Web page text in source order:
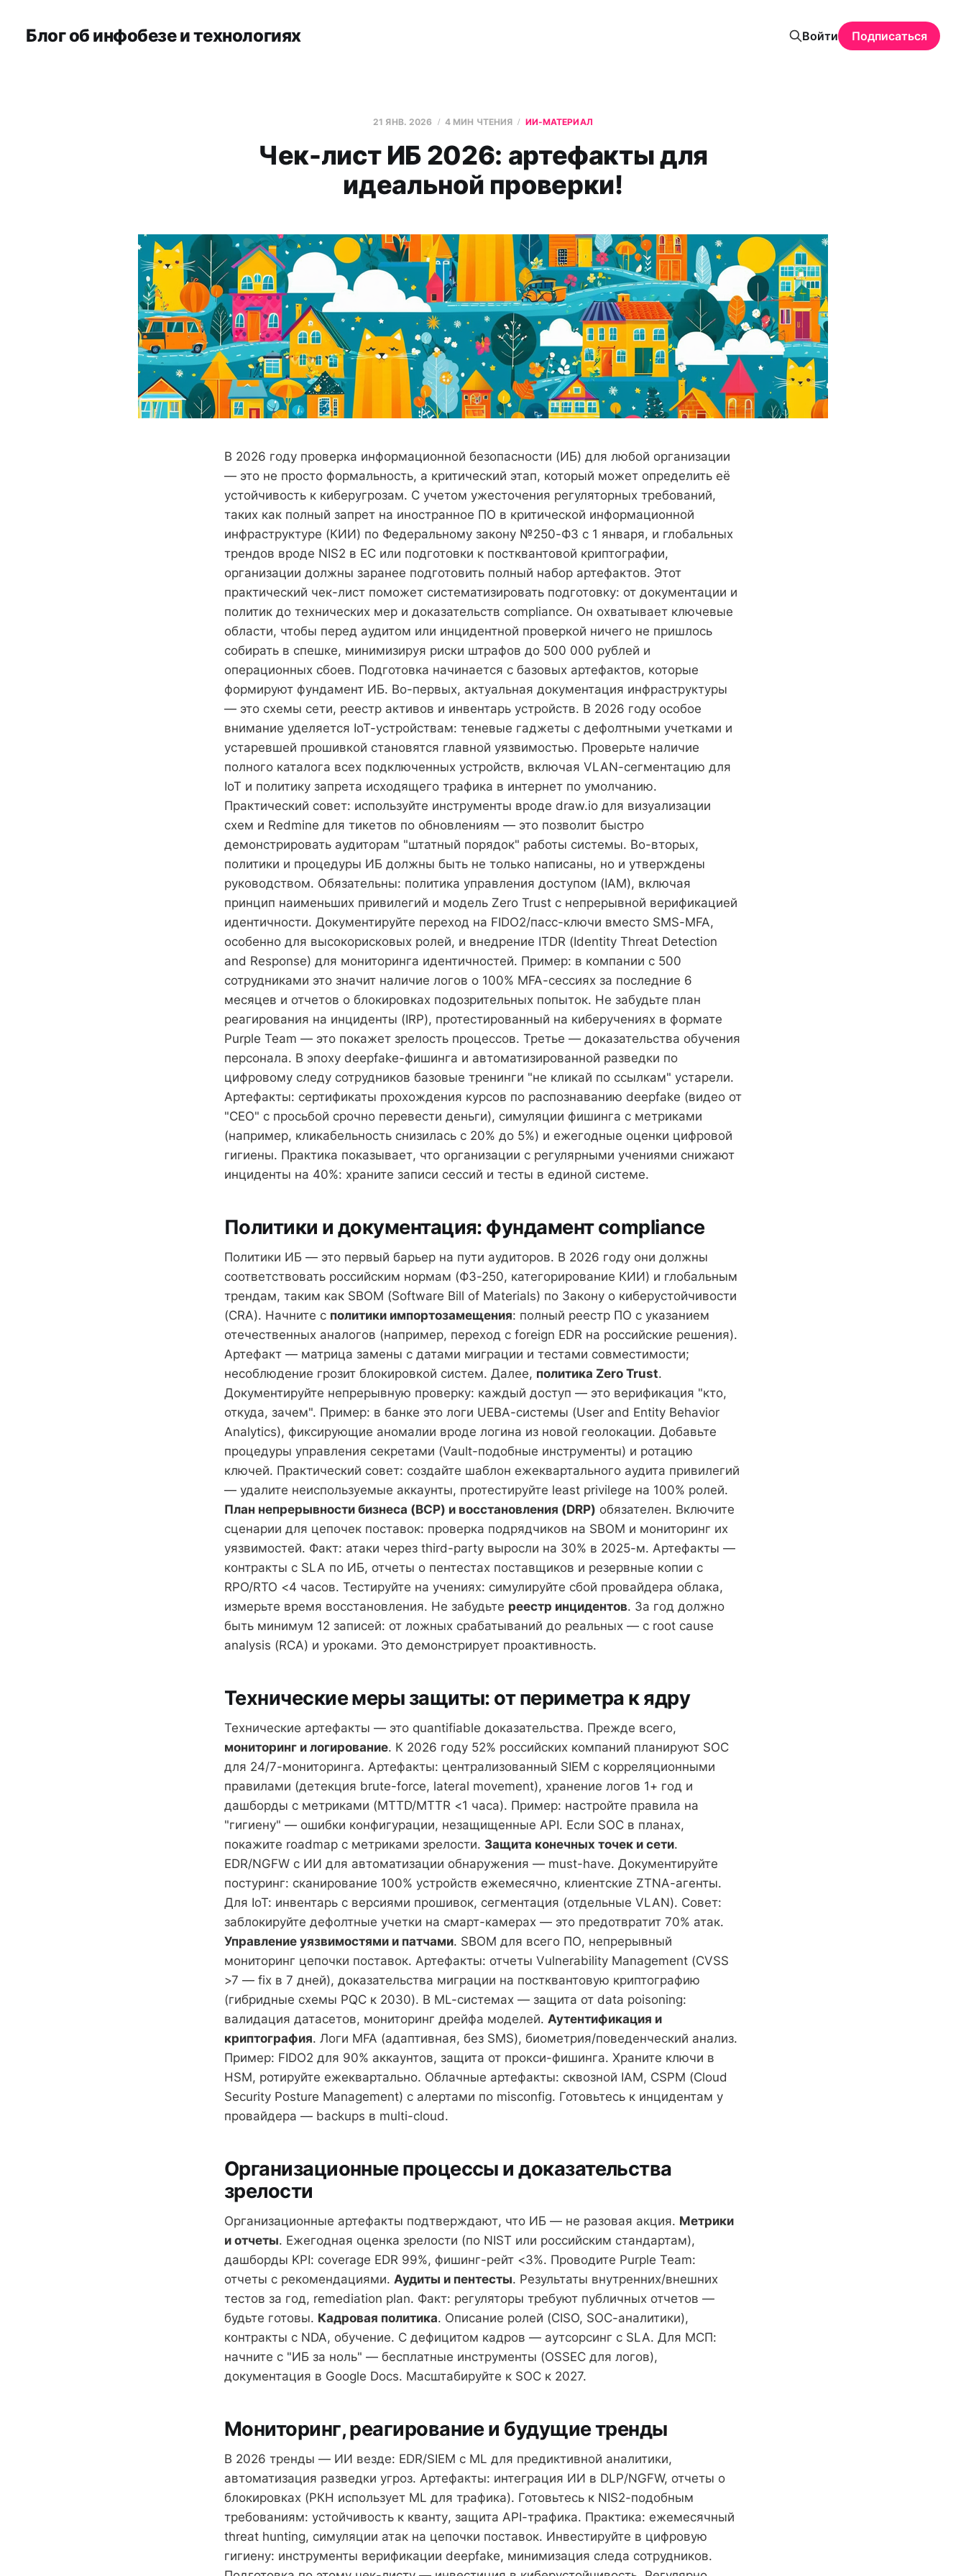
Блог об инфобезе и технологиях Войти Подписаться
21 ЯНВ. 2026 4 МИН ЧТЕНИЯ ИИ-МАТЕРИАЛ
Чек-лист ИБ 2026: артефакты для
идеальной проверки!
В 2026 году проверка информационной безопасности (ИБ) для любой организации
— это не просто формальность, а критический этап, который может определить её
устойчивость к киберугрозам. С учетом ужесточения регуляторных требований,
таких как полный запрет на иностранное ПО в критической информационной
инфраструктуре (КИИ) по Федеральному закону №250-ФЗ с 1 января, и глобальных
трендов вроде NIS2 в ЕС или подготовки к постквантовой криптографии,
организации должны заранее подготовить полный набор артефактов. Этот
практический чек-лист поможет систематизировать подготовку: от документации и
политик до технических мер и доказательств compliance. Он охватывает ключевые
области, чтобы перед аудитом или инцидентной проверкой ничего не пришлось
собирать в спешке, минимизируя риски штрафов до 500 000 рублей и
операционных сбоев. Подготовка начинается с базовых артефактов, которые
формируют фундамент ИБ. Во-первых, актуальная документация инфраструктуры
— это схемы сети, реестр активов и инвентарь устройств. В 2026 году особое
внимание уделяется IoT-устройствам: теневые гаджеты с дефолтными учетками и
устаревшей прошивкой становятся главной уязвимостью. Проверьте наличие
полного каталога всех подключенных устройств, включая VLAN-сегментацию для
IoT и политику запрета исходящего трафика в интернет по умолчанию.
Практический совет: используйте инструменты вроде draw.io для визуализации
схем и Redmine для тикетов по обновлениям — это позволит быстро
демонстрировать аудиторам "штатный порядок" работы системы. Во-вторых,
политики и процедуры ИБ должны быть не только написаны, но и утверждены
руководством. Обязательны: политика управления доступом (IAM), включая
принцип наименьших привилегий и модель Zero Trust с непрерывной верификацией
идентичности. Документируйте переход на FIDO2/пасс-ключи вместо SMS-MFA,
особенно для высокорисковых ролей, и внедрение ITDR (Identity Threat Detection
and Response) для мониторинга идентичностей. Пример: в компании с 500
сотрудниками это значит наличие логов о 100% MFA-сессиях за последние 6
месяцев и отчетов о блокировках подозрительных попыток. Не забудьте план
реагирования на инциденты (IRP), протестированный на киберучениях в формате
Purple Team — это покажет зрелость процессов. Третье — доказательства обучения
персонала. В эпоху deepfake-фишинга и автоматизированной разведки по
цифровому следу сотрудников базовые тренинги "не кликай по ссылкам" устарели.
Артефакты: сертификаты прохождения курсов по распознаванию deepfake (видео от
"CEO" с просьбой срочно перевести деньги), симуляции фишинга с метриками
(например, кликабельность снизилась с 20% до 5%) и ежегодные оценки цифровой
гигиены. Практика показывает, что организации с регулярными учениями снижают
инциденты на 40%: храните записи сессий и тесты в единой системе.
Политики и документация: фундамент compliance
Политики ИБ — это первый барьер на пути аудиторов. В 2026 году они должны
соответствовать российским нормам (ФЗ-250, категорирование КИИ) и глобальным
трендам, таким как SBOM (Software Bill of Materials) по Закону о киберустойчивости
(CRA). Начните с политики импортозамещения: полный реестр ПО с указанием
отечественных аналогов (например, переход с foreign EDR на российские решения).
Артефакт — матрица замены с датами миграции и тестами совместимости;
несоблюдение грозит блокировкой систем. Далее, политика Zero Trust.
Документируйте непрерывную проверку: каждый доступ — это верификация "кто,
откуда, зачем". Пример: в банке это логи UEBA-системы (User and Entity Behavior
Analytics), фиксирующие аномалии вроде логина из новой геолокации. Добавьте
процедуры управления секретами (Vault-подобные инструменты) и ротацию
ключей. Практический совет: создайте шаблон ежеквартального аудита привилегий
— удалите неиспользуемые аккаунты, протестируйте least privilege на 100% ролей.
План непрерывности бизнеса (BCP) и восстановления (DRP) обязателен. Включите
сценарии для цепочек поставок: проверка подрядчиков на SBOM и мониторинг их
уязвимостей. Факт: атаки через third-party выросли на 30% в 2025-м. Артефакты —
контракты с SLA по ИБ, отчеты о пентестах поставщиков и резервные копии с
RPO/RTO <4 часов. Тестируйте на учениях: симулируйте сбой провайдера облака,
измерьте время восстановления. Не забудьте реестр инцидентов. За год должно
быть минимум 12 записей: от ложных срабатываний до реальных — с root cause
analysis (RCA) и уроками. Это демонстрирует проактивность.
Технические меры защиты: от периметра к ядру
Технические артефакты — это quantifiable доказательства. Прежде всего,
мониторинг и логирование. К 2026 году 52% российских компаний планируют SOC
для 24/7-мониторинга. Артефакты: централизованный SIEM с корреляционными
правилами (детекция brute-force, lateral movement), хранение логов 1+ год и
дашборды с метриками (MTTD/MTTR <1 часа). Пример: настройте правила на
"гигиену" — ошибки конфигурации, незащищенные API. Если SOC в планах,
покажите roadmap с метриками зрелости. Защита конечных точек и сети.
EDR/NGFW с ИИ для автоматизации обнаружения — must-have. Документируйте
постуринг: сканирование 100% устройств ежемесячно, клиентские ZTNA-агенты.
Для IoT: инвентарь с версиями прошивок, сегментация (отдельные VLAN). Совет:
заблокируйте дефолтные учетки на смарт-камерах — это предотвратит 70% атак.
Управление уязвимостями и патчами. SBOM для всего ПО, непрерывный
мониторинг цепочки поставок. Артефакты: отчеты Vulnerability Management (CVSS
>7 — fix в 7 дней), доказательства миграции на постквантовую криптографию
(гибридные схемы PQC к 2030). В ML-системах — защита от data poisoning:
валидация датасетов, мониторинг дрейфа моделей. Аутентификация и
криптография. Логи MFA (адаптивная, без SMS), биометрия/поведенческий анализ.
Пример: FIDO2 для 90% аккаунтов, защита от прокси-фишинга. Храните ключи в
HSM, ротируйте ежеквартально. Облачные артефакты: сквозной IAM, CSPM (Cloud
Security Posture Management) с алертами по misconfig. Готовьтесь к инцидентам у
провайдера — backups в multi-cloud.
Организационные процессы и доказательства
зрелости
Организационные артефакты подтверждают, что ИБ — не разовая акция. Метрики
и отчеты. Ежегодная оценка зрелости (по NIST или российским стандартам),
дашборды KPI: coverage EDR 99%, фишинг-рейт <3%. Проводите Purple Team:
отчеты с рекомендациями. Аудиты и пентесты. Результаты внутренних/внешних
тестов за год, remediation plan. Факт: регуляторы требуют публичных отчетов —
будьте готовы. Кадровая политика. Описание ролей (CISO, SOC-аналитики),
контракты с NDA, обучение. С дефицитом кадров — аутсорсинг с SLA. Для МСП:
начните с "ИБ за ноль" — бесплатные инструменты (OSSEC для логов),
документация в Google Docs. Масштабируйте к SOC к 2027.
Мониторинг, реагирование и будущие тренды
В 2026 тренды — ИИ везде: EDR/SIEM с ML для предиктивной аналитики,
автоматизация разведки угроз. Артефакты: интеграция ИИ в DLP/NGFW, отчеты о
блокировках (РКН использует ML для трафика). Готовьтесь к NIS2-подобным
требованиям: устойчивость к кванту, защита API-трафика. Практика: ежемесячный
threat hunting, симуляции атак на цепочки поставок. Инвестируйте в цифровую
гигиену: инструменты верификации deepfake, минимизация следа сотрудников.